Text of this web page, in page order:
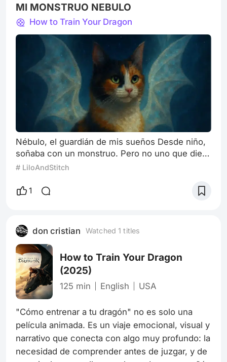
MI MONSTRUO NEBULO
How to Train Your Dragon
Nébulo, el guardián de mis sueños Desde niño,
soñaba con un monstruo. Pero no uno que diera
miedo... no. Era inmenso, brillante y suave,
hijo. Tenía alas de nube, ojos que cambiaban de
llamaba: Nébulo. Aparecía cada vez que el
mundo se volvía difícil. Cuando tení
# LiloAndStitch
1
don cristian Watched 1 titles
How to Train Your Dragon
(2025)
125 min English USA
"Cómo entrenar a tu dragón" no es solo una
película animada. Es un viaje emocional, visual y
narrativo que conecta con algo muy profundo: la
necesidad de comprender antes de juzgar, y de